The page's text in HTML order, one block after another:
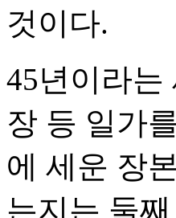
것이다.
45년이라는
장 등 일가
에 세운 장
는지는 둘